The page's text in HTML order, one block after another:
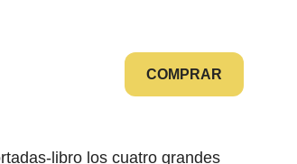
COMPRAR